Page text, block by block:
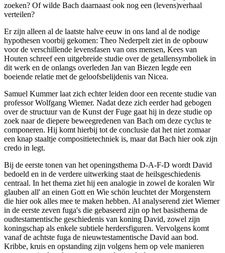
zoeken? Of wilde Bach daarnaast ook nog een (levens)verhaal
verteilen?
Er zijn alleen al de laatste halve eeuw in ons land al de nodige
hypothesen voorbij gekomen: Theo Nederpelt ziet in de opbouw
voor de verschillende levensfasen van ons mensen, Kees van
Houten schreef een uitgebreide studie over de getallensymboliek in
dit werk en de onlangs overleden Jan van Biezen legde een
boeiende relatie met de geloofsbelijdenis van Nicea.
Samuel Kummer laat zich echter leiden door een recente studie van
professor Wolfgang Wiemer. Nadat deze zich eerder had gebogen
over de structuur van de Kunst der Fuge gaat hij in deze studie op
zoek naar de diepere beweegredenen van Bach om deze cyclus te
componeren. Hij komt hierbij tot de conclusie dat het niet zomaar
een knap staaltje compositietechniek is, maar dat Bach hier ook zijn
credo in legt.
Bij de eerste tonen van het openingsthema D-A-F-D wordt David
bedoeld en in de verdere uitwerking staat de heilsgeschiedenis
centraal. In het thema ziet hij een analogie in zowel de koralen Wir
glauben all' an einen Gott en Wie schön leuchtet der Morgenstern
die hier ook alles mee te maken hebben. Al analyserend ziet Wiemer
in de eerste zeven fuga's die gebaseerd zijn op het basisthema de
oudtestamentische geschiedenis van koning David, zowel zijn
koningschap als enkele subtiele herdersfiguren. Vervolgens komt
vanaf de achtste fuga de nieuwtestamentische David aan bod.
Kribbe, kruis en opstanding zijn volgens hem op vele manieren